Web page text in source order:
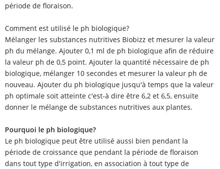
période de floraison.
Comment est utilisé le ph biologique?
Mélanger les substances nutritives Biobizz et mesurer la valeur
ph du mélange. Ajouter 0,1 ml de ph biologique afin de réduire
la valeur ph de 0,5 point. Ajouter la quantité nécessaire de ph
biologique, mélanger 10 secondes et mesurer la valeur ph de
nouveau. Ajouter du ph biologique jusqu'à temps que la valeur
ph optimale soit atteinte c'est-à dire être 6,2 et 6,5, ensuite
donner le mélange de substances nutritives aux plantes.
Pourquoi le ph biologique?
Le ph biologique peut être utilisé aussi bien pendant la
période de croissance que pendant la période de floraison
dans tout type d'irrigation, en association à tout type de